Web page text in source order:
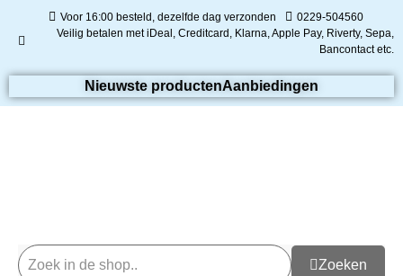
Voor 16:00 besteld, dezelfde dag verzonden
0229-504560
Veilig betalen met iDeal, Creditcard, Klarna, Apple Pay, Riverty, Sepa,
Bancontact etc.
Nieuwste productenAanbiedingen
Zoeken